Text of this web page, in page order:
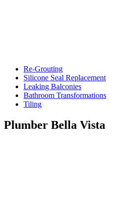
Re-Grouting
Silicone Seal Replacement
Leaking Balconies
Bathroom Transformations
Tiling
Plumber Bella Vista